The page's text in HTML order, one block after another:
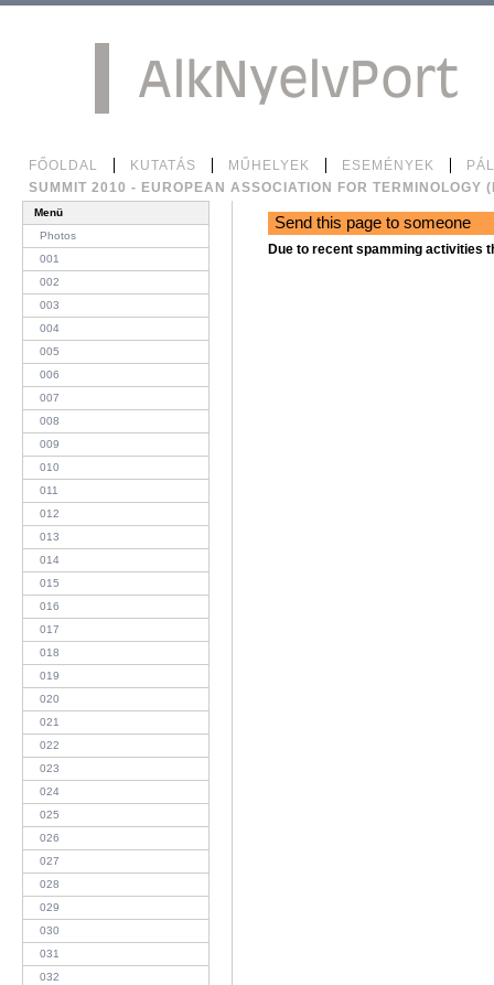
BekezdésekFŐOLDAL KUTATÁS MŰHELYEK ESEMÉNYEK
SUMMIT 2010 - EUROPEAN ASSOCIATION FOR TERMINOLOGY
Személyes
eszközök
Menü
Photos
001
002
003
004
005
006
007
008
009
010
011
012
013
014
015
016
017
018
019
020
021
022
023
024
025
026
027
028
029
030
031
032
Send this page to someone
Due to recent spamming activities